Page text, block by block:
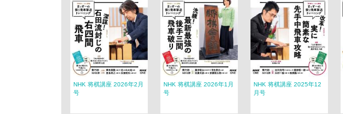
NHK 将棋講座 2026年2月
号
NHK 将棋講座 2026年1月
号
NHK 将棋講座 2025年12
月号